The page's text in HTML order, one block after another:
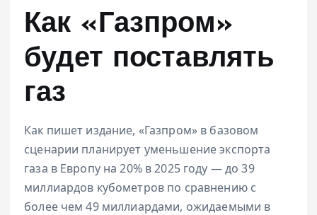
Как «Газпром»
будет поставлять
газ
Как пишет издание, «Газпром» в базовом
сценарии планирует уменьшение экспорта
газа в Европу на 20% в 2025 году — до 39
миллиардов кубометров по сравнению с
более чем 49 миллиардами, ожидаемыми в